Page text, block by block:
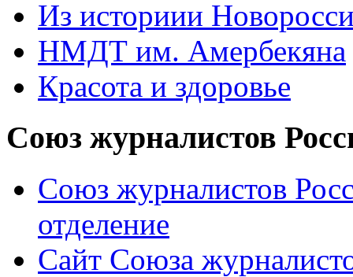
Из историии
НМДТ им. Амербекяна
Красота и здоровье
Союз журналистов
Союз журналистов
отделение
Сайт Союза